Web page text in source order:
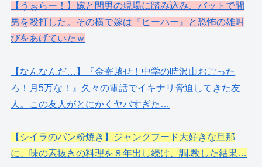
【うぉらー！】嫁と間男の現場に踏み込み、バットで間
男を殴打した。その横で嫁は『ヒーハー』と恐怖の雄叫
びをあげていたｗ
【なんなんだ…】『金寄越せ！中学の時沢山おごった
ろ！月5万な！』久々の電話でイキナリ脅迫してきた友
人。この友人がとにかくヤバすぎた…
【シイラのパン粉焼き】ジャンクフード大好きな旦那
に、味の素抜きの料理を８年出し続け、調.教した結果…